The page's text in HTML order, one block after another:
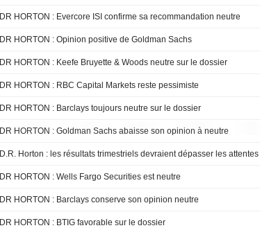
DR HORTON : Evercore ISI confirme sa recommandation neutre
DR HORTON : Opinion positive de Goldman Sachs
DR HORTON : Keefe Bruyette & Woods neutre sur le dossier
DR HORTON : RBC Capital Markets reste pessimiste
DR HORTON : Barclays toujours neutre sur le dossier
DR HORTON : Goldman Sachs abaisse son opinion à neutre
DR HORTON : Wells Fargo Securities est neutre
DR HORTON : Barclays conserve son opinion neutre
DR HORTON : BTIG favorable sur le dossier